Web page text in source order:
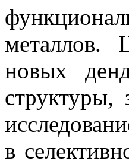
металлов.
новых
в